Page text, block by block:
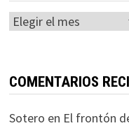
Histórico
COMENTARIOS
Sotero en El frontón